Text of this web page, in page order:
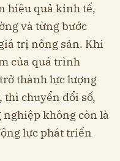
hiệu quả kinh tế,
và từng bước
trị nông sản. Khi
của quá trình
thành lực lượng
thì chuyển đổi số,
không còn là
lực phát triển